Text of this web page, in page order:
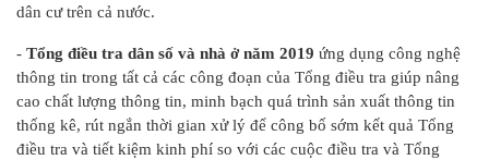
dân cư trên cả nước.
- Tổng điều tra dân số và nhà ở năm 2019 ứng dụng công nghệ
thông tin trong tất cả các công đoạn của Tổng điều tra giúp nâng
cao chất lượng thông tin, minh bạch quá trình sản xuất thông tin
thống kê, rút ngắn thời gian xử lý để công bố sớm kết quả Tổng
điều tra và tiết kiệm kinh phí so với các cuộc điều tra và Tổng